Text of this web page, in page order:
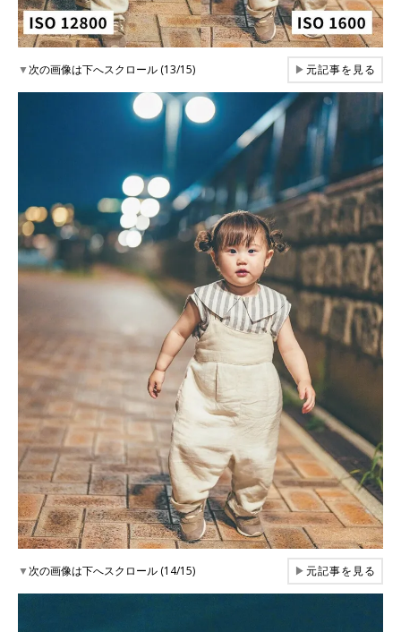
▼次の画像は下へスクロール (13/15) ▶元記事を見る
▼次の画像は下へスクロール (14/15) ▶元記事を見る